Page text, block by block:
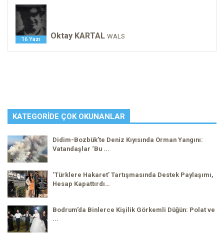
16 Yazı Oktay KARTAL WALS
KATEGORIDE ÇOK OKUNANLAR
Didim-Bozbük’te Deniz Kıyısında Orman Yangını:
Vatandaşlar ‘Bu ...
‘Türklere Hakaret’ Tartışmasında Destek Paylaşımı,
Hesap Kapattırdı…
Bodrum’da Binlerce Kişilik Görkemli Düğün: Polat ve
...